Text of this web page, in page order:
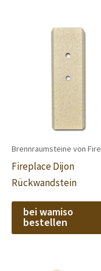
Brennraumsteine von
Fireplace Dijon
Rückwandstein
bei wamiso
bestellen